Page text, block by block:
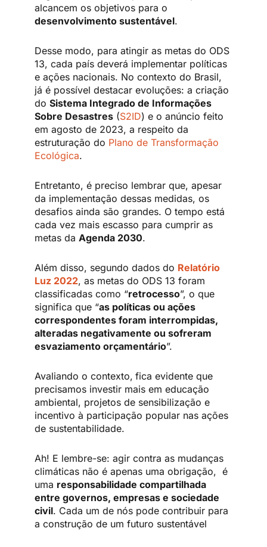
alcancem os objetivos para o
desenvolvimento sustentável.
Desse modo, para atingir as metas do ODS
13, cada país deverá implementar políticas
e ações nacionais. No contexto do Brasil,
já é possível destacar evoluções: a criação
doSistema Integrado de Informações
Sobre Desastres (S2ID) e o anúncio feito
em agosto de 2023, a respeito da
estruturação do Plano de Transformação
Ecológica.
Entretanto, é preciso lembrar que, apesar
da implementação dessas medidas, os
desafios ainda são grandes. O tempo está
cada vez mais escasso para cumprir as
metas daAgenda 2030.
Além disso, segundo dados do Relatório
Luz 2022, as metas do ODS 13 foram
classificadas como “retrocesso”, o que
significa que “as políticas ou ações
correspondentes foram interrompidas,
alteradas negativamente ou sofreram
esvaziamento orçamentário”.
Avaliando o contexto, fica evidente que
precisamos investir mais em educação
ambiental, projetos de sensibilização e
incentivo à participação popular nas ações
de sustentabilidade.
Ah! E lembre-se: agir contra as mudanças
climáticas não é apenas uma obrigação, é
uma responsabilidade compartilhada
entre governos, empresas e sociedade
civil. Cada um de nós pode contribuir para
a construção de um futuro sustentável